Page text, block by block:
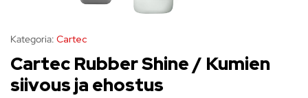
Kategoria: Cartec
Cartec Rubber Shine / Kumien
siivous ja ehostus